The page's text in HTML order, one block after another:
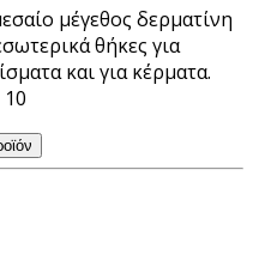
μέγεθος δερματίνη
θήκες για
και για κέρματα.